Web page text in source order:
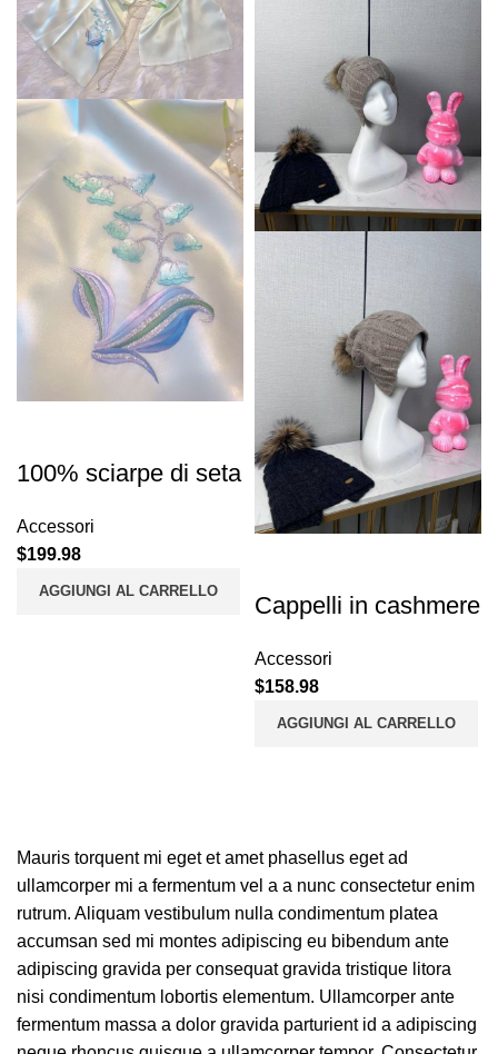
100% sciarpe di seta
Accessori
$199.98
AGGIUNGI AL CARRELLO
Cappelli in cashmere
Accessori
$158.98
AGGIUNGI AL CARRELLO
Mauris torquent mi eget et amet phasellus eget ad
ullamcorper mi a fermentum vel a a nunc consectetur enim
rutrum. Aliquam vestibulum nulla condimentum platea
accumsan sed mi montes adipiscing eu bibendum ante
adipiscing gravida per consequat gravida tristique litora
nisi condimentum lobortis elementum. Ullamcorper ante
fermentum massa a dolor gravida parturient id a adipiscing